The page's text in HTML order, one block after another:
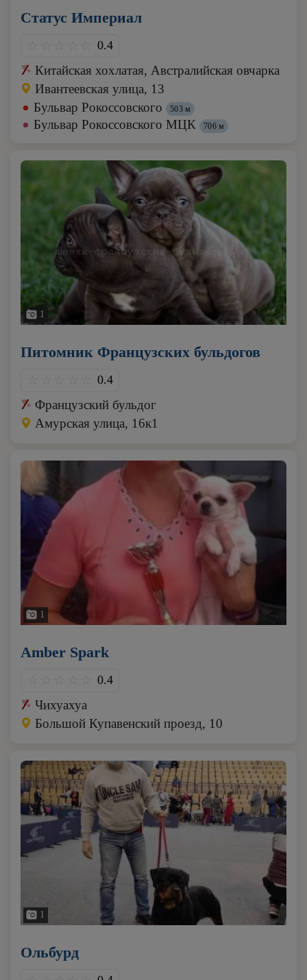
Статус Империал
0.4
Китайская хохлатая, Австралийская овчарка
Ивантеевская улица, 13
Бульвар Рокоссовского
503 м
Бульвар Рокоссовского МЦК 706 м
1
Питомник Французских бульдогов
0.4
Французский бульдог
Амурская улица, 16к1
1
Amber Spark
0.4
Чихуахуа
Большой Купавенский проезд, 10
1
Ольбурд